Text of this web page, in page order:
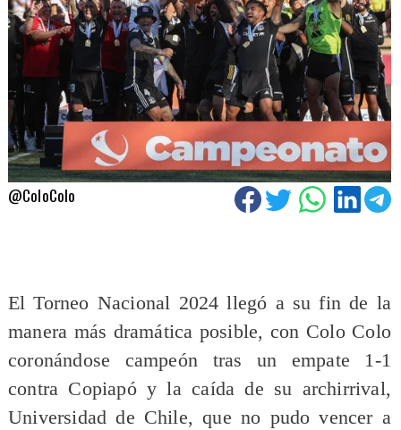
@ColoColo
El Torneo Nacional 2024 llegó a su fin de la
manera más dramática posible, con Colo Colo
coronándose campeón tras un empate 1-1
contra Copiapó y la caída de su archirrival,
Universidad de Chile, que no pudo vencer a